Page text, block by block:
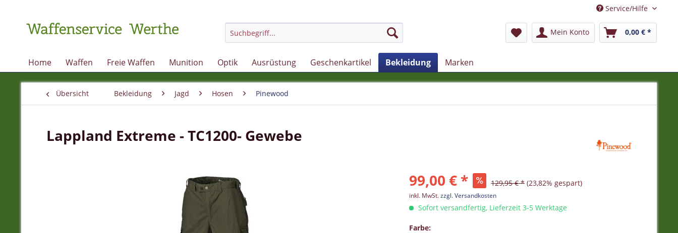
Service/Hilfe
Mein Konto 0,00 € *
Home Waffen Freie Waffen Munition Optik Ausrüstung Geschenkartikel Bekleidung Marken
Übersicht Bekleidung Jagd Hosen Pinewood
Lappland Extreme - TC1200- Gewebe
99,00 € * 129,95 € * (23,82% gespart)
inkl. MwSt.zzgl. Versandkosten
Sofort versandfertig, Lieferzeit 3-5 Werktage
Farbe: